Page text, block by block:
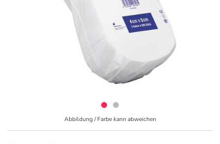
Körperpflege & Kosmetik
Nahrungsergänzung
Geschenkideen
Aktuelle Coupons
Insektenschutz
Fragen und Antworten
E-Rezept einlösen
5% Extra Cash
Avene & Ducray Deals
Frontline & Frontpro Deals
Abbildung / Farbe kann abweichen